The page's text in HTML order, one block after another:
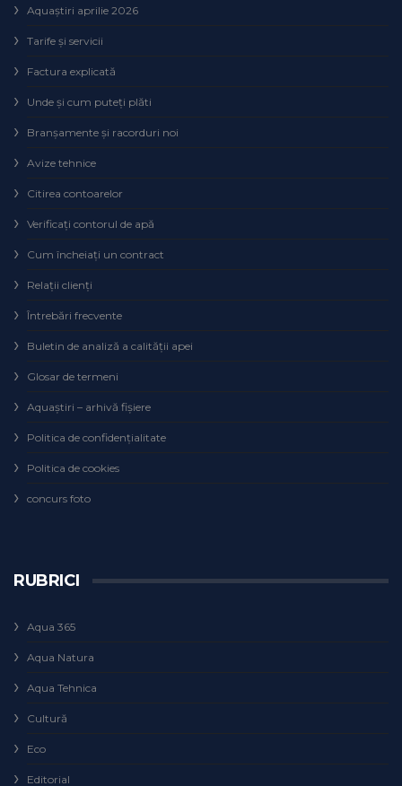
Aquaștiri aprilie 2026
Tarife și servicii
Factura explicată
Unde și cum puteţi plăti
Branșamente și racorduri noi
Avize tehnice
Citirea contoarelor
Verificaţi contorul de apă
Cum încheiaţi un contract
Relaţii clienţi
Întrebări frecvente
Buletin de analiză a calităţii apei
Glosar de termeni
Aquaștiri – arhivă fișiere
Politica de confidențialitate
Politica de cookies
concurs foto
RUBRICI
Aqua 365
Aqua Natura
Aqua Tehnica
Cultură
Eco
Editorial